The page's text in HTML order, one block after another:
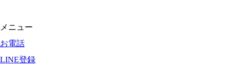
メニュー
お電話
LINE登録